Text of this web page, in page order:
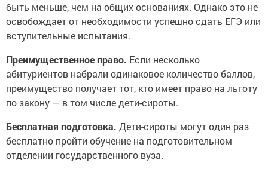
быть меньше, чем на общих основаниях. Однако это не
освобождает от необходимости успешно сдать ЕГЭ или
вступительные испытания.
Преимущественное право. Если несколько
абитуриентов набрали одинаковое количество баллов,
преимущество получает тот, кто имеет право на льготу
по закону — в том числе дети-сироты.
Бесплатная подготовка. Дети-сироты могут один раз
бесплатно пройти обучение на подготовительном
отделении государственного вуза.